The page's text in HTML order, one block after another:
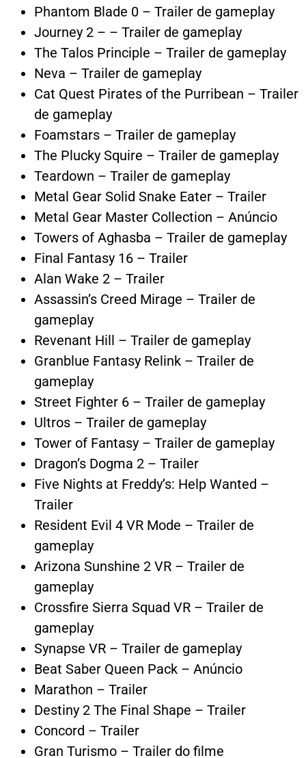
Phantom Blade 0 – Trailer de gameplay
Journey 2 – – Trailer de gameplay
The Talos Principle – Trailer de gameplay
Neva – Trailer de gameplay
Cat Quest Pirates of the Purribean – Trailer
de gameplay
Foamstars – Trailer de gameplay
The Plucky Squire – Trailer de gameplay
Teardown – Trailer de gameplay
Metal Gear Solid Snake Eater – Trailer
Metal Gear Master Collection – Anúncio
Towers of Aghasba – Trailer de gameplay
Final Fantasy 16 – Trailer
Alan Wake 2 – Trailer
Assassin’s Creed Mirage – Trailer de
gameplay
Revenant Hill – Trailer de gameplay
Granblue Fantasy Relink – Trailer de
gameplay
Street Fighter 6 – Trailer de gameplay
Ultros – Trailer de gameplay
Tower of Fantasy – Trailer de gameplay
Dragon’s Dogma 2 – Trailer
Five Nights at Freddy’s: Help Wanted –
Trailer
Resident Evil 4 VR Mode – Trailer de
gameplay
Arizona Sunshine 2 VR – Trailer de
gameplay
Crossfire Sierra Squad VR – Trailer de
gameplay
Synapse VR – Trailer de gameplay
Beat Saber Queen Pack – Anúncio
Marathon – Trailer
Destiny 2 The Final Shape – Trailer
Concord – Trailer
Gran Turismo – Trailer do filme